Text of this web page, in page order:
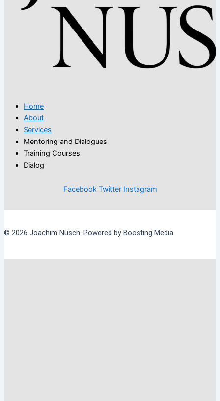
Home
About
Services
Mentoring and Dialogues
Training Courses
Dialog
Facebook Twitter Instagram
© 2026 Joachim Nusch. Powered by Boosting Media